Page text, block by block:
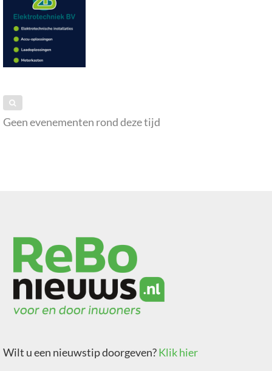
Geen evenementen rond deze tijd
Wilt u een nieuwstip doorgeven?Klik hier